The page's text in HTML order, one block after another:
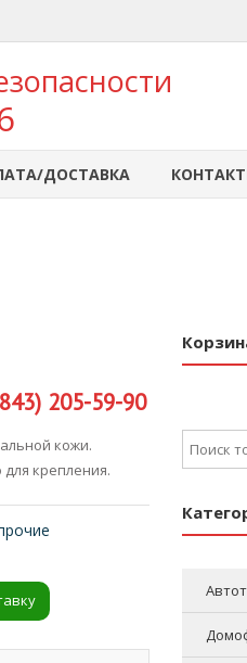
ДОСТАВКА
205-59-90
кожи.
крепления.
Search for: